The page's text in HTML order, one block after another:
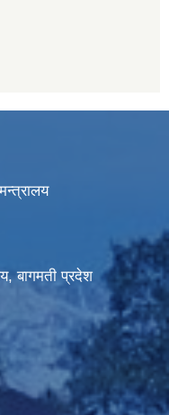
बागमती प्रदेश